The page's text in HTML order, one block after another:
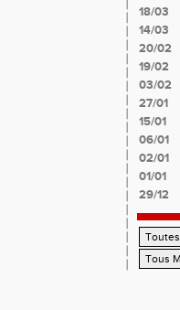
18/03
14/03
20/02
19/02
03/02
27/01
15/01
06/01
02/01
01/01
29/12